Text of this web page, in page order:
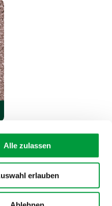
Alle zulassen
erlauben